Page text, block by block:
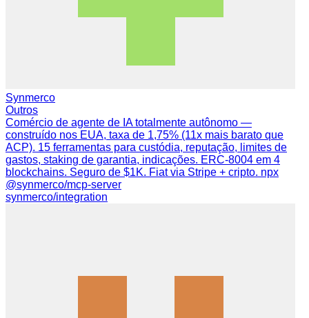
Synmerco
Outros
Comércio de agente de IA totalmente autônomo —
construído nos EUA, taxa de 1,75% (11x mais barato que
ACP). 15 ferramentas para custódia, reputação, limites de
gastos, staking de garantia, indicações. ERC-8004 em 4
blockchains. Seguro de $1K. Fiat via Stripe + cripto. npx
@synmerco/mcp-server
synmerco/integration